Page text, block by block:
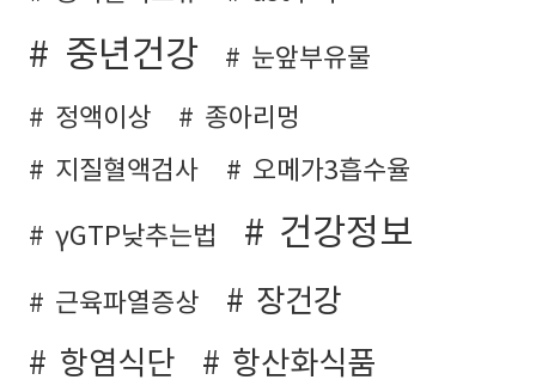
중년건강
눈앞부유물
정액이상
종아리멍
지질혈액검사
오메가3흡수율
γGTP낮추는법 건강정보
근육파열증상
장건강
항염식단
항산화식품